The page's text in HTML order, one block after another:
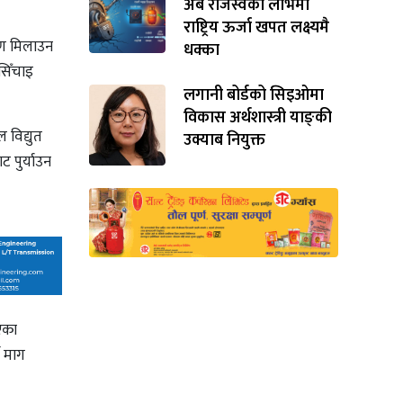
मिलाउन
विद्युत
पुर्याउन
राष्ट्रिय ऊर्जा खपत लक्ष्यमै
धक्का
लगानी बोर्डको सिइओमा
विकास अर्थशास्त्री याङ्‌की
उक्याब नियुक्त